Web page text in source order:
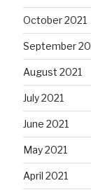
October 2021
September
August 2021
July 2021
June 2021
May 2021
April 2021